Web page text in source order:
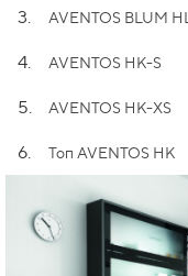
3. AVENTOS BLUM HL
4. AVENTOS HK-S
5. AVENTOS HK-XS
6. Топ AVENTOS HK